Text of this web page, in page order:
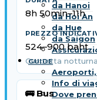
da Hanoi
da Hoi An
da Hue
da Saigon
GUIDE
Info di
Dove
8h 50min–11h
524–900 baht
Cuccetta
🚌 Bus